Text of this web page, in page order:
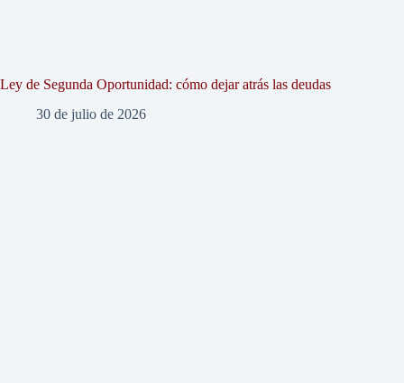
Ley de Segunda Oportunidad: cómo dejar atrás las deudas
30 de julio de 2026